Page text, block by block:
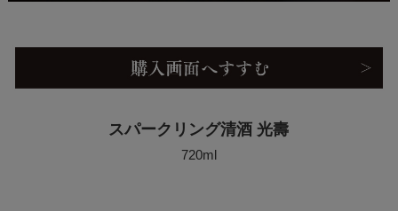
スパークリング清酒 光壽
720ml